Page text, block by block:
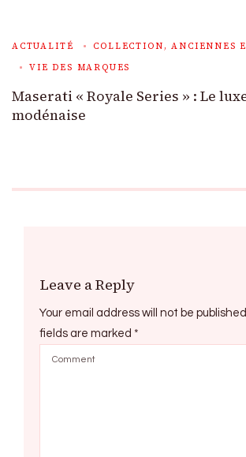
ACTUALITÉ
COLLECTION, ANCIENNES
VIE DES MARQUES
Maserati « Royale Series » : Le
modénaise
Leave a Reply
Your email address will not be
fields are marked *